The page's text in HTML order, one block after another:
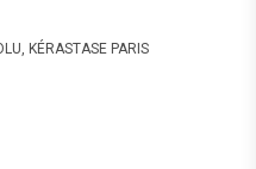
, KÉRASTASE PARIS